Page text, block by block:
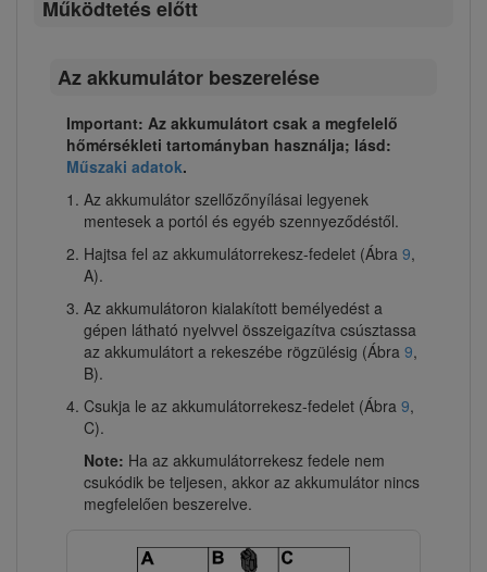
Működtetés előtt
Az akkumulátor beszerelése
Important: Az akkumulátort csak a megfelelő
hőmérsékleti tartományban használja; lásd:
Műszaki adatok.
Az akkumulátor szellőzőnyílásai legyenek
mentesek a portól és egyéb szennyeződéstől.
Hajtsa fel az akkumulátorrekesz-fedelet (Ábra9,
A).
Az akkumulátoron kialakított bemélyedést a
gépen látható nyelvvel összeigazítva csúsztassa
az akkumulátort a rekeszébe rögzülésig (Ábra9,
B).
Csukja le az akkumulátorrekesz-fedelet (Ábra9,
C).
Note: Ha az akkumulátorrekesz fedele nem
csukódik be teljesen, akkor az akkumulátor nincs
megfelelően beszerelve.